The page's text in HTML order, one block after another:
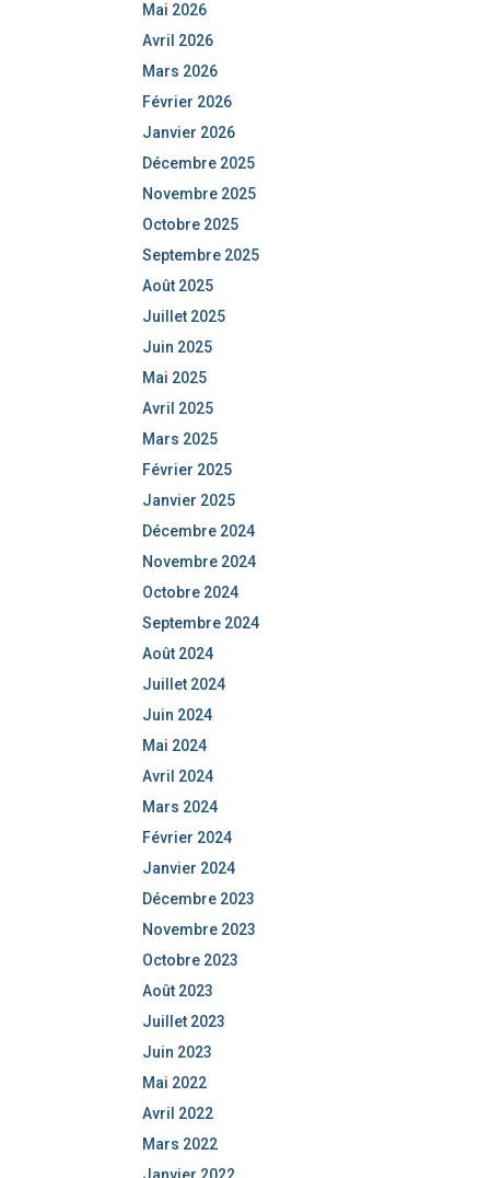
Mai 2026
Avril 2026
Mars 2026
Février 2026
Janvier 2026
Décembre 2025
Novembre 2025
Octobre 2025
Septembre 2025
Août 2025
Juillet 2025
Juin 2025
Mai 2025
Avril 2025
Mars 2025
Février 2025
Janvier 2025
Décembre 2024
Novembre 2024
Octobre 2024
Septembre 2024
Août 2024
Juillet 2024
Juin 2024
Mai 2024
Avril 2024
Mars 2024
Février 2024
Janvier 2024
Décembre 2023
Novembre 2023
Octobre 2023
Août 2023
Juillet 2023
Juin 2023
Mai 2022
Avril 2022
Mars 2022